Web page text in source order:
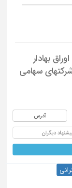
بهادار
سهامی
آدرس
دیگران